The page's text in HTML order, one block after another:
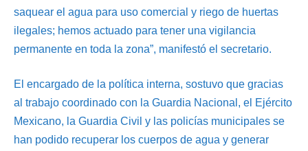
saquear el agua para uso comercial y riego de huertas
ilegales; hemos actuado para tener una vigilancia
permanente en toda la zona”, manifestó el secretario.
El encargado de la política interna, sostuvo que gracias
al trabajo coordinado con la Guardia Nacional, el Ejército
Mexicano, la Guardia Civil y las policías municipales se
han podido recuperar los cuerpos de agua y generar